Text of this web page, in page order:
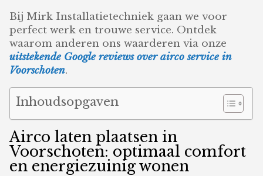
Bij Mirk Installatietechniek gaan we voor
perfect werk en trouwe service. Ontdek
waarom anderen ons waarderen via onze
uitstekende Google reviews over airco service in
Voorschoten.
Inhoudsopgaven
Airco laten plaatsen in
Voorschoten: optimaal comfort
en energiezuinig wonen